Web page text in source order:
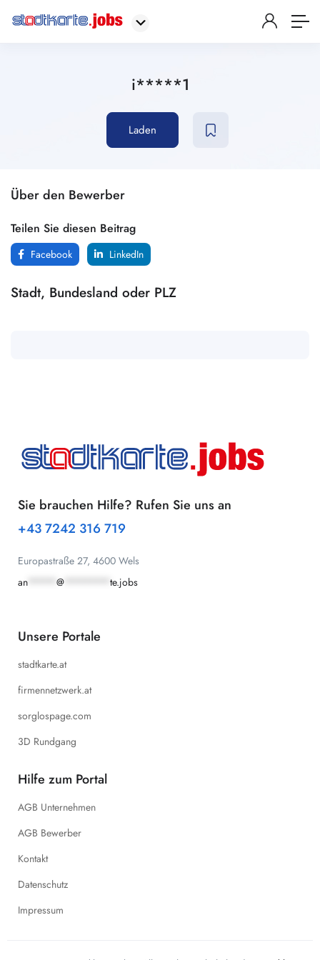
i*****1
Laden
Über den Bewerber
Teilen Sie diesen Beitrag
Facebook LinkedIn
Stadt, Bundesland oder PLZ
Sie brauchen Hilfe? Rufen Sie uns an
+43 7242 316 719
Europastraße 27, 4600 Wels
an
@ te.jobs
Unsere Portale
stadtkarte.at
firmennetzwerk.at
sorglospage.com
3D Rundgang
Hilfe zum Portal
AGB Unternehmen
AGB Bewerber
Kontakt
Datenschutz
Impressum